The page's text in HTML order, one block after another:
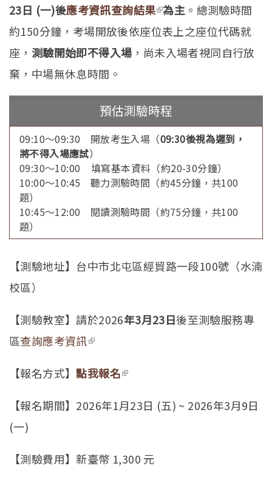
23日 (一)後應考資訊查詢結果(link is external)
為主 。總測驗時間
約150分鐘，考場開放後依座位表上之座位代碼就
座， 測驗開始即不得入場 ，尚未入場者視同自行放
棄，中場無休息時間。
預估測驗時程
09:10～09:30 開放考生入場（09:30後視為遲到，
將不得入場應試）
09:30～10:00 填寫基本資料（約20-30分鐘）
10:00～10:45 聽力測驗時間（約45分鐘，共100
題）
10:45～12:00 閱讀測驗時間（約75分鐘，共100
題）
【測驗地址】台中市北屯區經貿路一段100號（水湳
校區）
【測驗教室】請於2026年3月23日後至測驗服務專
區查詢應考資訊(link is external)
【報名方式】 點我報名(link is external)
【報名期間】2026年1月23日 (五) ~ 2026年3月9日
(一)
【測驗費用】新臺幣 1,300 元